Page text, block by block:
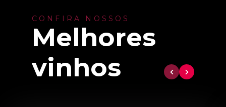
CONFIRA NOSSOS
Melhores
vinhos